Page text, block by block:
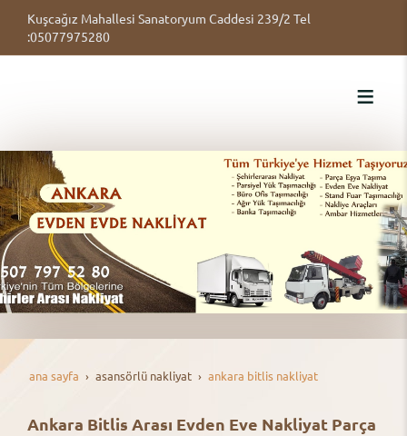
Kuşcağız Mahallesi Sanatoryum Caddesi 239/2 Tel
:05077975280
ana sayfa asansörlü nakli̇yat ankara bitlis nakliyat
Ankara Bitlis Arası Evden Eve Nakliyat Parça